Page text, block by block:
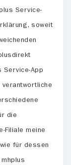
Service-
soweit
Service-App
die
Filiale meine
für dessen